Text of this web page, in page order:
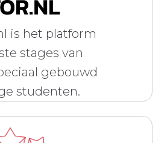
is het platform
stages van
gebouwd
studenten.